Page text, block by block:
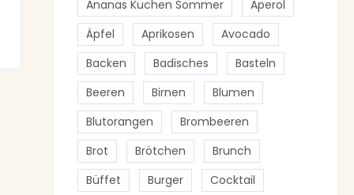
Ananas Kuchen Sommer
Aperol
Äpfel
Aprikosen
Avocado
Backen
Badisches
Basteln
Beeren
Birnen
Blumen
Blutorangen
Brombeeren
Brot
Brötchen
Brunch
Büffet
Burger
Cocktail